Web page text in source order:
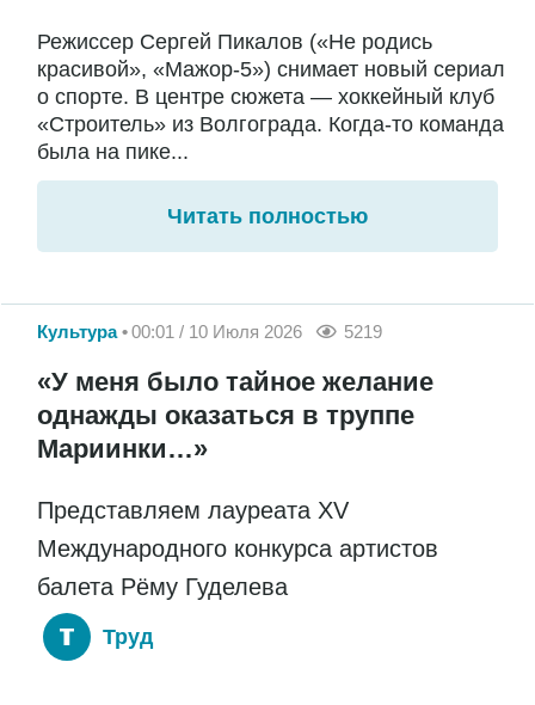
Режиссер Сергей Пикалов («Не родись
красивой», «Мажор-5») снимает новый сериал
о спорте. В центре сюжета — хоккейный клуб
«Строитель» из Волгограда. Когда-то команда
была на пике...
Читать полностью
Культура 00:01 / 10 Июля 2026 5219
«У меня было тайное желание
однажды оказаться в труппе
Мариинки…»
Представляем лауреата XV
Международного конкурса артистов
балета Рёму Гуделева
Труд